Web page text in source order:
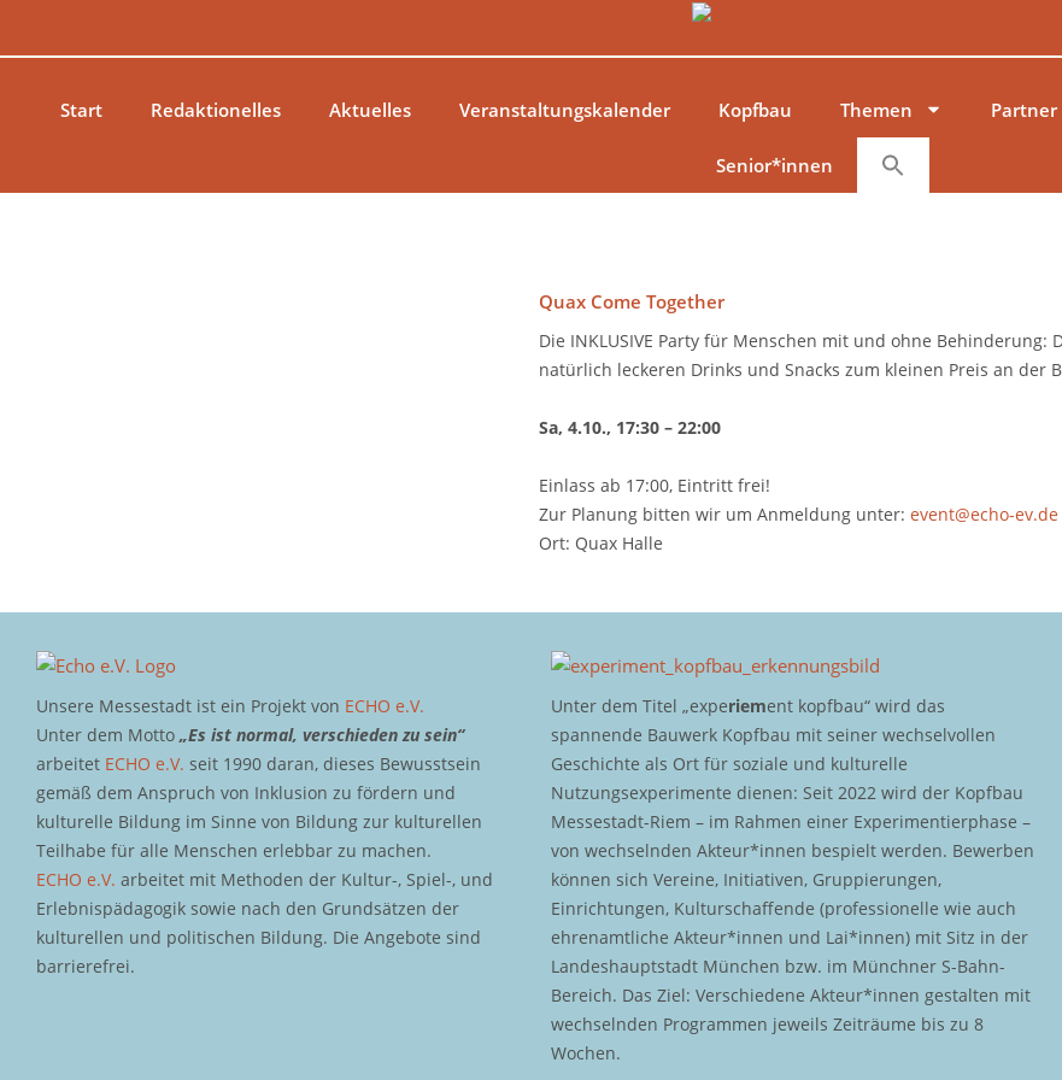
Start
Redaktionelles Aktuelles Veranstaltungskalender Kopfbau Themen
Senior*innen
Quax Come Together
Die INKLUSIVE Party für Menschen mit und ohne Behinderung:
natürlich leckeren Drinks und Snacks zum kleinen Preis an der
Sa, 4.10., 17:30 – 22:00
Einlass ab 17:00, Eintritt frei!
Zur Planung bitten wir um Anmeldung unter: event@echo-ev.de
Ort: Quax Halle
Unsere Messestadt ist ein Projekt von ECHO e.V.
Unter dem Motto „Es ist normal, verschieden zu sein“
arbeitet ECHO e.V. seit 1990 daran, dieses Bewusstsein
gemäß dem Anspruch von Inklusion zu fördern und
kulturelle Bildung im Sinne von Bildung zur kulturellen
Teilhabe für alle Menschen erlebbar zu machen.
ECHO e.V. arbeitet mit Methoden der Kultur-, Spiel-, und
Erlebnispädagogik sowie nach den Grundsätzen der
kulturellen und politischen Bildung. Die Angebote sind
barrierefrei.
Unter dem Titel „experiement kopfbau“ wird das
spannende Bauwerk Kopfbau mit seiner wechselvollen
Geschichte als Ort für soziale und kulturelle
Nutzungsexperimente dienen: Seit 2022 wird der Kopfbau
Messestadt-Riem – im Rahmen einer Experimentierphase –
von wechselnden Akteur*innen bespielt werden. Bewerben
können sich Vereine, Initiativen, Gruppierungen,
Einrichtungen, Kulturschaffende (professionelle wie auch
ehrenamtliche Akteur*innen und Lai*innen) mit Sitz in der
Landeshauptstadt München bzw. im Münchner S-Bahn-
Bereich. Das Ziel: Verschiedene Akteur*innen gestalten mit
wechselnden Programmen jeweils Zeiträume bis zu 8
Wochen.